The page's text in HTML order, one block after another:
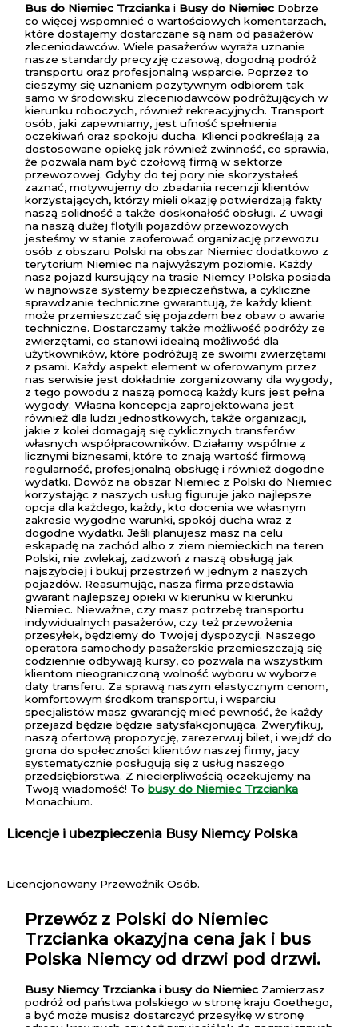
Bus do Niemiec Trzcianka i Busy do Niemiec Dobrze
co więcej wspomnieć o wartościowych komentarzach,
które dostajemy dostarczane są nam od pasażerów
zleceniodawców. Wiele pasażerów wyraża uznanie
nasze standardy precyzję czasową, dogodną podróż
transportu oraz profesjonalną wsparcie. Poprzez to
cieszymy się uznaniem pozytywnym odbiorem tak
samo w środowisku zleceniodawców podróżujących w
kierunku roboczych, również rekreacyjnych. Transport
osób, jaki zapewniamy, jest ufność spełnienia
oczekiwań oraz spokoju ducha. Klienci podkreślają za
dostosowane opiekę jak również zwinność, co sprawia,
że pozwala nam być czołową firmą w sektorze
przewozowej. Gdyby do tej pory nie skorzystałeś
zaznać, motywujemy do zbadania recenzji klientów
korzystających, którzy mieli okazję potwierdzają fakty
naszą solidność a także doskonałość obsługi. Z uwagi
na naszą dużej flotylli pojazdów przewozowych
jesteśmy w stanie zaoferować organizację przewozu
osób z obszaru Polski na obszar Niemiec dodatkowo z
terytorium Niemiec na najwyższym poziomie. Każdy
nasz pojazd kursujący na trasie Niemcy Polska posiada
w najnowsze systemy bezpieczeństwa, a cykliczne
sprawdzanie techniczne gwarantują, że każdy klient
może przemieszczać się pojazdem bez obaw o awarie
techniczne. Dostarczamy także możliwość podróży ze
zwierzętami, co stanowi idealną możliwość dla
użytkowników, które podróżują ze swoimi zwierzętami
z psami. Każdy aspekt element w oferowanym przez
nas serwisie jest dokładnie zorganizowany dla wygody,
z tego powodu z naszą pomocą każdy kurs jest pełna
wygody. Własna koncepcja zaprojektowana jest
również dla ludzi jednostkowych, także organizacji,
jakie z kolei domagają się cyklicznych transferów
własnych współpracowników. Działamy wspólnie z
licznymi biznesami, które to znają wartość firmową
regularność, profesjonalną obsługę i również dogodne
wydatki. Dowóz na obszar Niemiec z Polski do Niemiec
korzystając z naszych usług figuruje jako najlepsze
opcja dla każdego, każdy, kto docenia we własnym
zakresie wygodne warunki, spokój ducha wraz z
dogodne wydatki. Jeśli planujesz masz na celu
eskapadę na zachód albo z ziem niemieckich na teren
Polski, nie zwlekaj, zadzwoń z naszą obsługą jak
najszybciej i bukuj przestrzeń w jednym z naszych
pojazdów. Reasumując, nasza firma przedstawia
gwarant najlepszej opieki w kierunku w kierunku
Niemiec. Nieważne, czy masz potrzebę transportu
indywidualnych pasażerów, czy też przewożenia
przesyłek, będziemy do Twojej dyspozycji. Naszego
operatora samochody pasażerskie przemieszczają się
codziennie odbywają kursy, co pozwala na wszystkim
klientom nieograniczoną wolność wyboru w wyborze
daty transferu. Za sprawą naszym elastycznym cenom,
komfortowym środkom transportu, i wsparciu
specjalistów masz gwarancję mieć pewność, że każdy
przejazd będzie będzie satysfakcjonująca. Zweryfikuj,
naszą ofertową propozycję, zarezerwuj bilet, i wejdź do
grona do społeczności klientów naszej firmy, jacy
systematycznie posługują się z usług naszego
przedsiębiorstwa. Z niecierpliwością oczekujemy na
Twoją wiadomość! To busy do Niemiec Trzcianka
Monachium.
Licencje i ubezpieczenia Busy Niemcy Polska
Licencjonowany Przewoźnik Osób.
Przewóz z Polski do Niemiec
Trzcianka okazyjna cena jak i bus
Polska Niemcy od drzwi pod drzwi.
Busy Niemcy Trzcianka i busy do Niemiec Zamierzasz
podróż od państwa polskiego w stronę kraju Goethego,
a być może musisz dostarczyć przesyłkę w stronę